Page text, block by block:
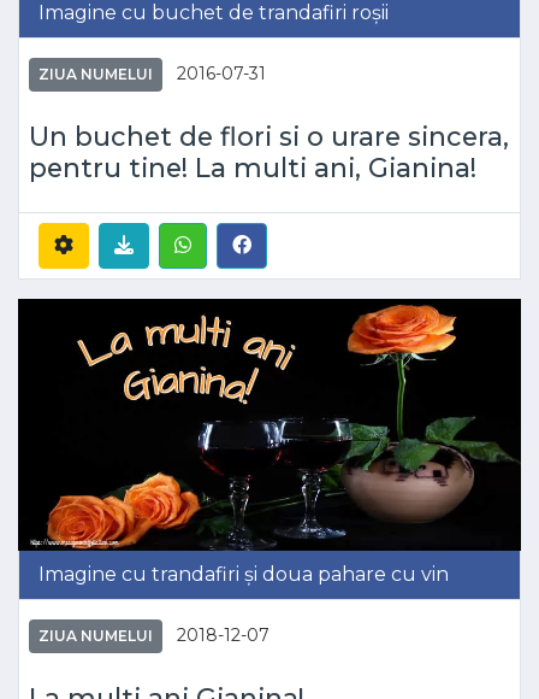
Imagine cu buchet de trandafiri roșii
ZIUA NUMELUI 2016-07-31
Un buchet de flori si o urare sincera,
pentru tine! La multi ani, Gianina!
Imagine cu trandafiri și doua pahare cu vin
ZIUA NUMELUI 2018-12-07